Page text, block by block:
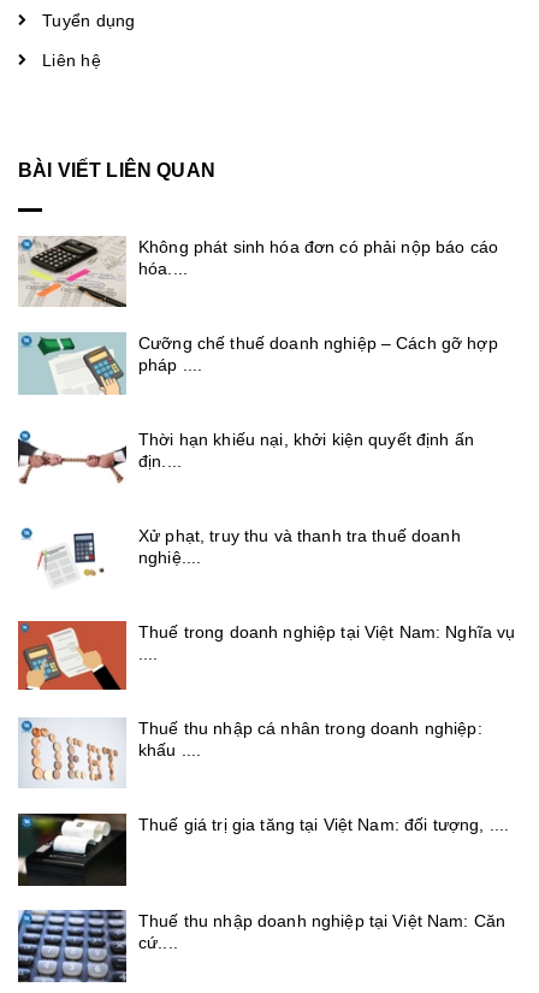
Tuyển dụng
Liên hệ
BÀI VIẾT LIÊN QUAN
Không phát sinh hóa đơn có phải nộp báo cáo
hóa....
Cưỡng chế thuế doanh nghiệp – Cách gỡ hợp
pháp ....
Thời hạn khiếu nại, khởi kiện quyết định ấn
địn....
Xử phạt, truy thu và thanh tra thuế doanh
nghiệ....
Thuế trong doanh nghiệp tại Việt Nam: Nghĩa vụ
Thuế thu nhập cá nhân trong doanh nghiệp:
khấu ....
Thuế giá trị gia tăng tại Việt Nam: đối tượng, ....
Thuế thu nhập doanh nghiệp tại Việt Nam: Căn
cứ....